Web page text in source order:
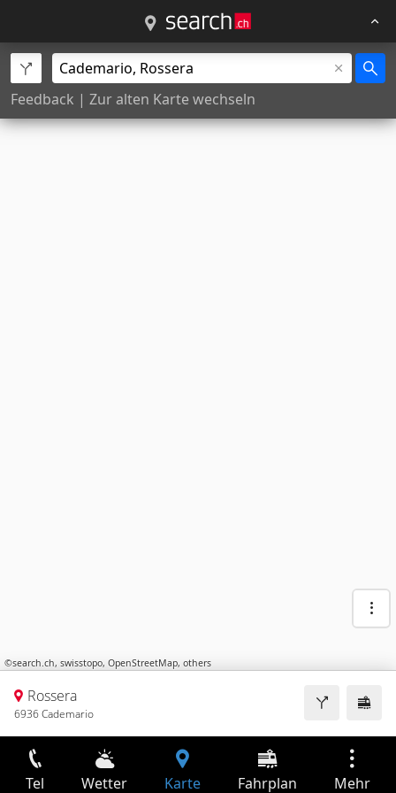
Feedback | Zur alten Karte wechseln
©search.ch, swisstopo, OpenStreetMap, others
Rossera
6936 Cademario
Tel Wetter Karte Fahrplan Mehr